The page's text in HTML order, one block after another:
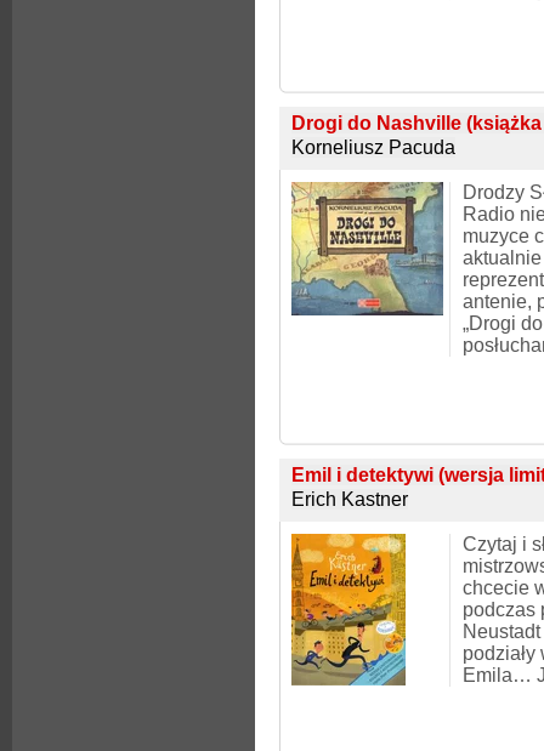
Drogi do Nashville
Korneliusz Pacuda
Drodzy
Radio
muzyce
antenie,
„Drogi
Emil i detektywi (wersja
Erich Kastner
Czytaj i
chcecie
podczas
Emila…